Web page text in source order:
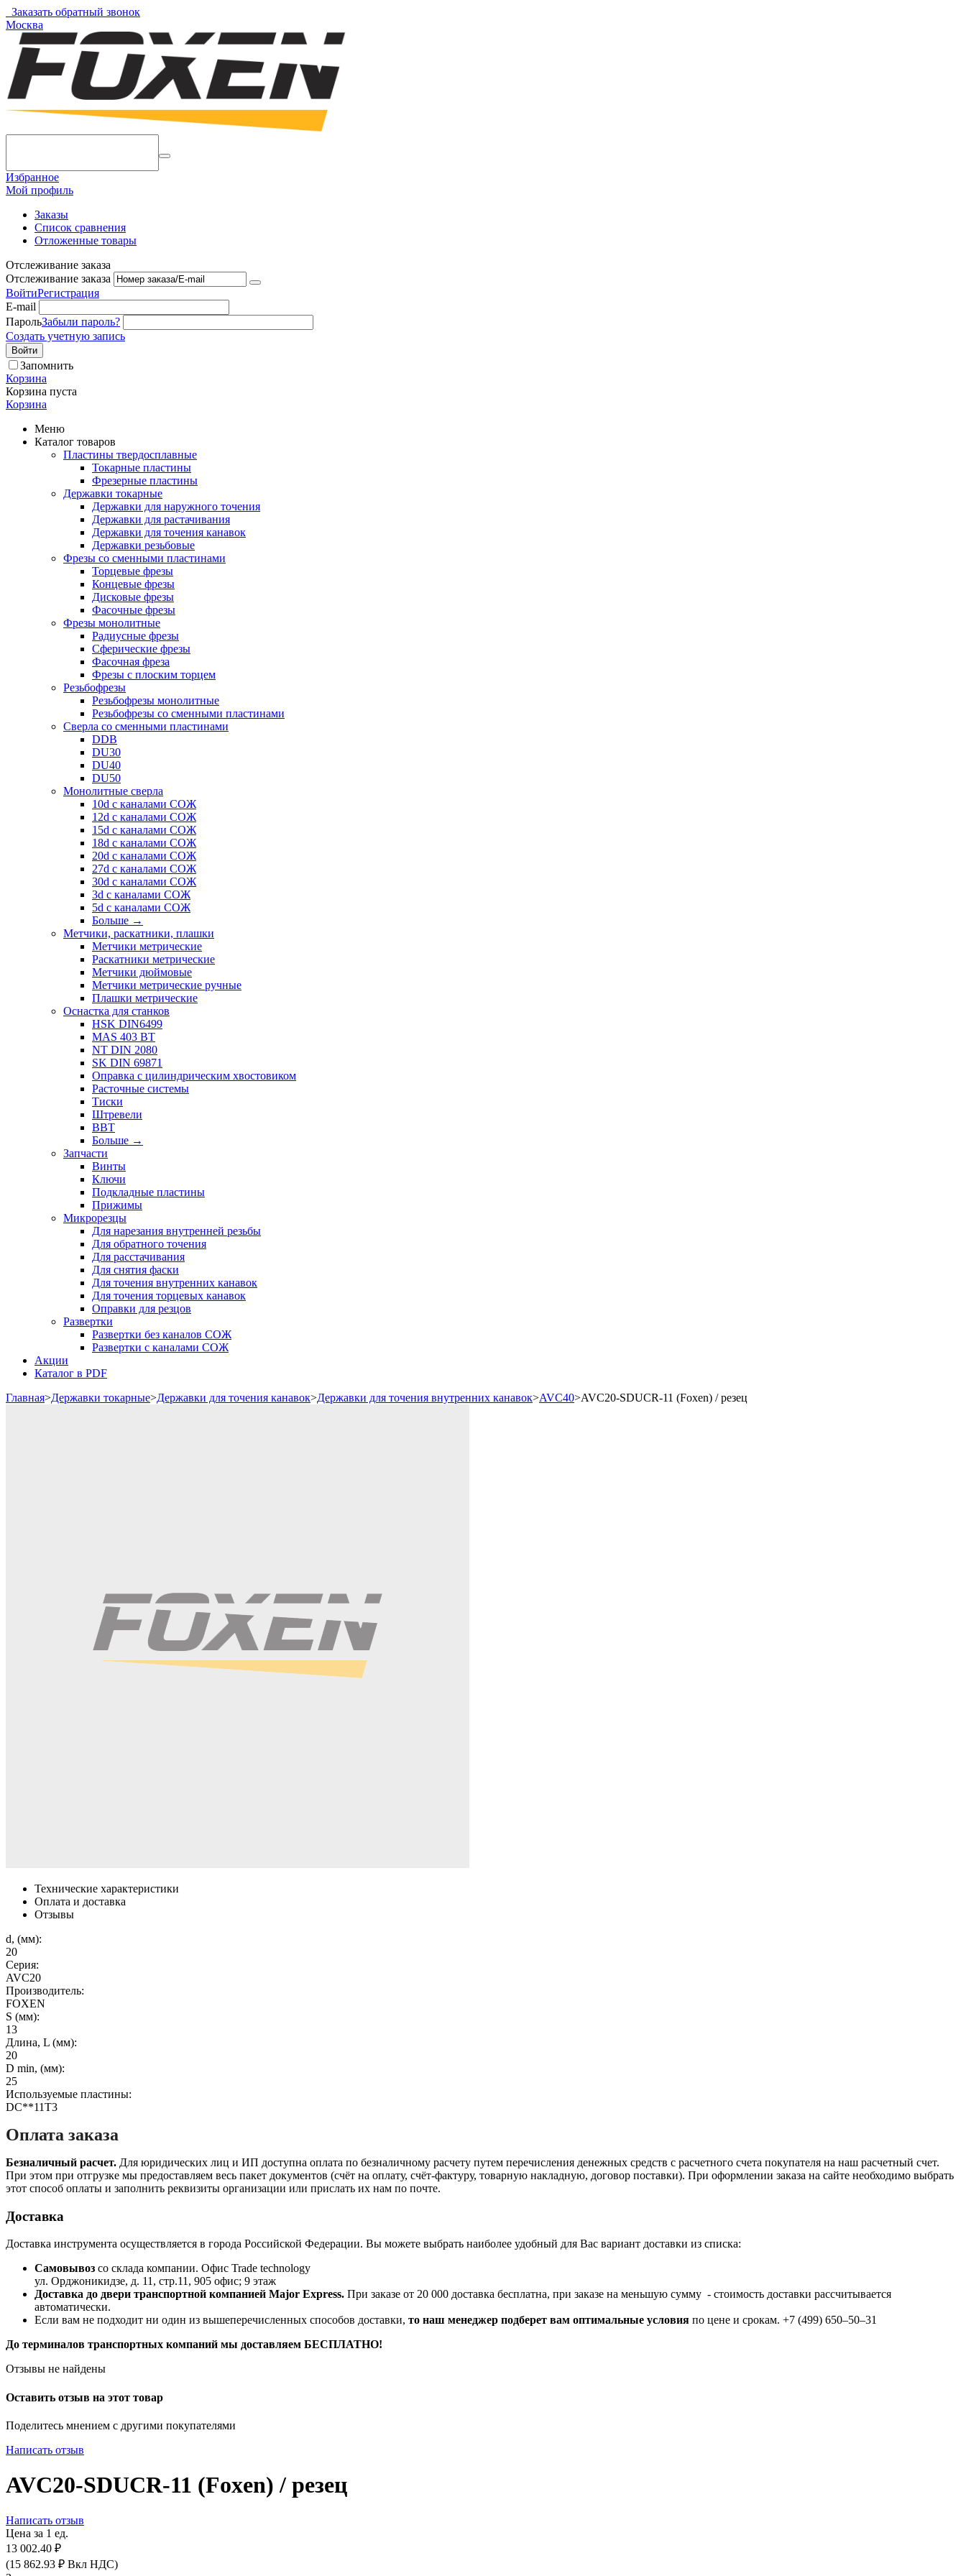
Заказать обратный звонок
Москва
Избранное
Мой профиль
Заказы
Список сравнения
Отложенные товары
Отслеживание заказа
Отслеживание заказа
ВойтиРегистрация
E-mail
ПарольЗабыли пароль?
Создать учетную запись
Войти
Запомнить
Корзина
Корзина пуста
Корзина
Меню
Каталог товаров
Пластины твердосплавные
Токарные пластины
Фрезерные пластины
Державки токарные
Державки для наружного точения
Державки для растачивания
Державки для точения канавок
Державки резьбовые
Фрезы со сменными пластинами
Торцевые фрезы
Концевые фрезы
Дисковые фрезы
Фасочные фрезы
Фрезы монолитные
Радиусные фрезы
Сферические фрезы
Фасочная фреза
Фрезы с плоским торцем
Резьбофрезы
Резьбофрезы монолитные
Резьбофрезы со сменными пластинами
Сверла со сменными пластинами
DDB
DU30
DU40
DU50
Монолитные сверла
10d с каналами СОЖ
12d с каналами СОЖ
15d с каналами СОЖ
18d с каналами СОЖ
20d с каналами СОЖ
27d с каналами СОЖ
30d с каналами СОЖ
3d с каналами СОЖ
5d с каналами СОЖ
Больше →
Метчики, раскатники, плашки
Метчики метрические
Раскатники метрические
Метчики дюймовые
Метчики метрические ручные
Плашки метрические
Оснастка для станков
HSK DIN6499
MAS 403 BT
NT DIN 2080
SK DIN 69871
Оправка с цилиндрическим хвостовиком
Расточные системы
Тиски
Штревели
BBT
Больше →
Запчасти
Винты
Ключи
Подкладные пластины
Прижимы
Микрорезцы
Для нарезания внутренней резьбы
Для обратного точения
Для расстачивания
Для снятия фаски
Для точения внутренних канавок
Для точения торцевых канавок
Оправки для резцов
Развертки
Развертки без каналов СОЖ
Развертки с каналами СОЖ
Акции
Каталог в PDF
Главная>Державки токарные>Державки для точения канавок>Державки для точения внутренних канавок>AVС40>AVC20-SDUCR-11 (Foxen) / резец
Технические характеристики
Оплата и доставка
Отзывы
d, (мм):
20
Серия:
AVC20
Производитель:
FOXEN
S (мм):
13
Длина, L (мм):
20
D min, (мм):
25
Используемые пластины:
DC**11T3
Оплата заказа
Безналичный расчет. Для юридических лиц и ИП доступна оплата по безналичному расчету путем перечисления денежных средств с расчетного счета покупателя на наш расчетный счет.
При этом при отгрузке мы предоставляем весь пакет документов (счёт на оплату, счёт-фактуру, товарную накладную, договор поставки). При оформлении заказа на сайте необходимо выбрать
этот способ оплаты и заполнить реквизиты организации или прислать их нам по почте.
Доставка
Доставка инструмента осуществляется в города Российской Федерации. Вы можете выбрать наиболее удобный для Вас вариант доставки из списка:
Самовывоз со склада компании. Офис Trade technology
ул. Орджоникидзе, д. 11, стр.11, 905 офис; 9 этаж
Доставка до двери транспортной компанией Major Express. При заказе от 20 000 доставка бесплатна, при заказе на меньшую сумму - стоимость доставки рассчитывается
автоматически.
Если вам не подходит ни один из вышеперечисленных способов доставки, то наш менеджер подберет вам оптимальные условия по цене и срокам. +7 (499) 650‒50‒31
До терминалов транспортных компаний мы доставляем БЕСПЛАТНО!
Отзывы не найдены
Оставить отзыв на этот товар
Поделитесь мнением с другими покупателями
Написать отзыв
AVC20-SDUCR-11 (Foxen) / резец
Написать отзыв
Цена за 1 ед.
13 002.40 ₽
(15 862.93 ₽ Вкл НДС)